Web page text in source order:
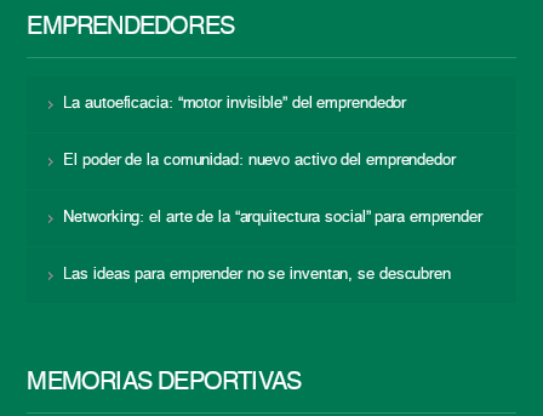
EMPRENDEDORES
La autoeficacia: “motor invisible” del emprendedor
El poder de la comunidad: nuevo activo del emprendedor
Networking: el arte de la “arquitectura social” para emprender
Las ideas para emprender no se inventan, se descubren
MEMORIAS DEPORTIVAS